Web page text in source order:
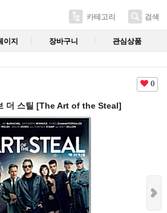
카테고리 검색
이지 장바구니 관심상품
0
더 스틸 [The Art of the Steal]